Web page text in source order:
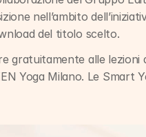
nell’ambito
del titolo scelto.
Yoga Milano. Le Smart